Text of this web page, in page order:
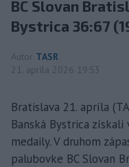
BC Slovan
Bystrica 36:67
Autor TASR
21. apríla 2026 19:53
Bratislava 21. apríla
Banská Bystrica
medaily. V druhom
palubovke BC Slovan